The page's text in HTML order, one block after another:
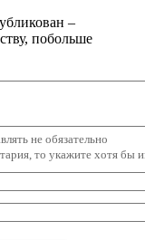
–
побольше
не обязательно
то укажите хотя бы